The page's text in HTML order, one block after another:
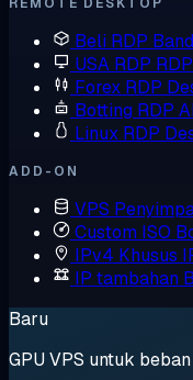
Beli RDP
USA RDP
Forex RDP
Botting RDP
Linux RDP
ADD-ON
VPS
Custom ISO
IPv4 Khusus
IP tambahan
Baru
GPU VPS untuk